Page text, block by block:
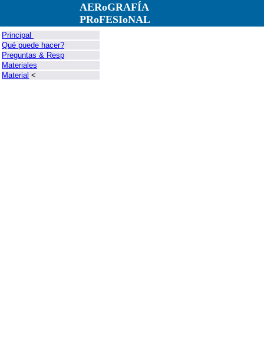
AERoGRAFÍA
PRoFESIoNAL
Principal
Qué puede hacer?
Preguntas & Resp
Materiales
Material <